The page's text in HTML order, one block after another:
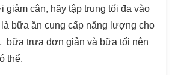
cân, hãy tập trung tối đa vào
bữa ăn cung cấp năng lượng cho
bữa trưa đơn giản và bữa tối nên
thể.